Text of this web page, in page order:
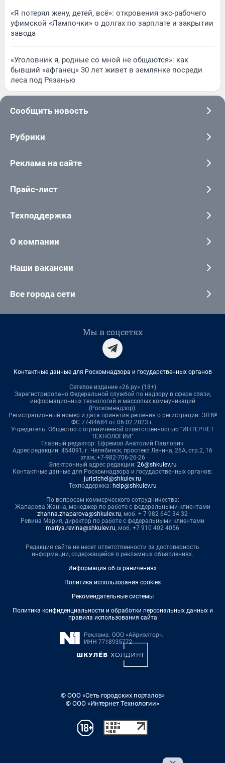
«Я потерял жену, детей, всё»: откровения экс-рабочего
уфимской «Лампочки» о долгах по зарплате и закрытии
завода
«Уголовник я, родные со мной не общаются»: как
бывший «афганец» 30 лет живет в землянке посреди
леса под Рязанью
Сообщить новость
Рубрики
Реклама на сайте
Прайс-лист
Техподдержка
О компании
Наши вакансии
Все города сети
Мы в соцсетях
Контактные данные для Роскомнадзора и государственных органов
Сетевое издание «26.ру» (18+)
Зарегистрировано Федеральной службой по надзору в сфере связи,
информационных технологий и массовых коммуникаций
(Роскомнадзор).
Регистрационный номер и дата принятия решения о регистрации: ЭЛ №
ФС 77-84684 от 06.02.2023 г.
Учредитель: Общество с ограниченной ответственностью "ИНТЕРНЕТ
ТЕХНОЛОГИИ"
Главный редактор: Ефремов Анатолий Павлович
Адрес редакции: 454091, г. Челябинск, проспект Ленина, 26А, стр.2, 16
этаж, +7-982-706-26-26
Электронный адрес редакции: 26@shkulev.ru
Контактные данные для Роскомнадзора и государственных органов:
juristchel@shkulev.ru
Техподдержка: help@shkulev.ru
По вопросам коммерческого сотрудничества:
Жапарова Жанна, менеджер по работе с федеральными клиентами
zhanna.zhaparova@shkulev.ru, моб. + 7 982 640 34 32
Ревина Мария, директор по работе с федеральными клиентами
mariya.revina@shkulev.ru, моб. +7 910 402 4056
Редакция сайта не несет ответственности за достоверность
информации, содержащейся в рекламных объявлениях.
Информация об ограничениях
Политика использования cookies
Рекомендательные системы
Политика конфиденциальности и обработки персональных данных и
правила использования сайта
© ООО «Сеть городских порталов»
© ООО «Интернет Технологии»